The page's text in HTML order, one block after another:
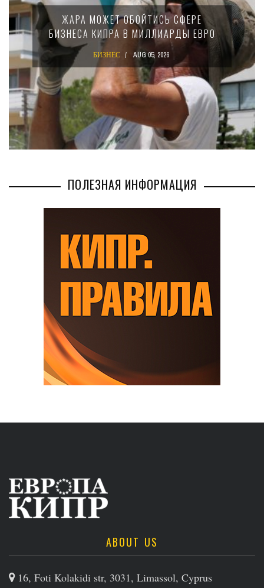
МИНФИН КИПРА ПЕРЕПИСАЛ ЗАКОН О
15-ПРОЦЕНТНОМ НАЛОГЕ ДЛЯ
КРУПНЫХ МЕЖДУНАРОДНЫХ
КОМПАНИЙ
БИЗНЕС AUG 02, 2026
ПОЛЕЗНАЯ ИНФОРМАЦИЯ
ABOUT US
16, Foti Kolakidi str, 3031, Limassol, Cyprus